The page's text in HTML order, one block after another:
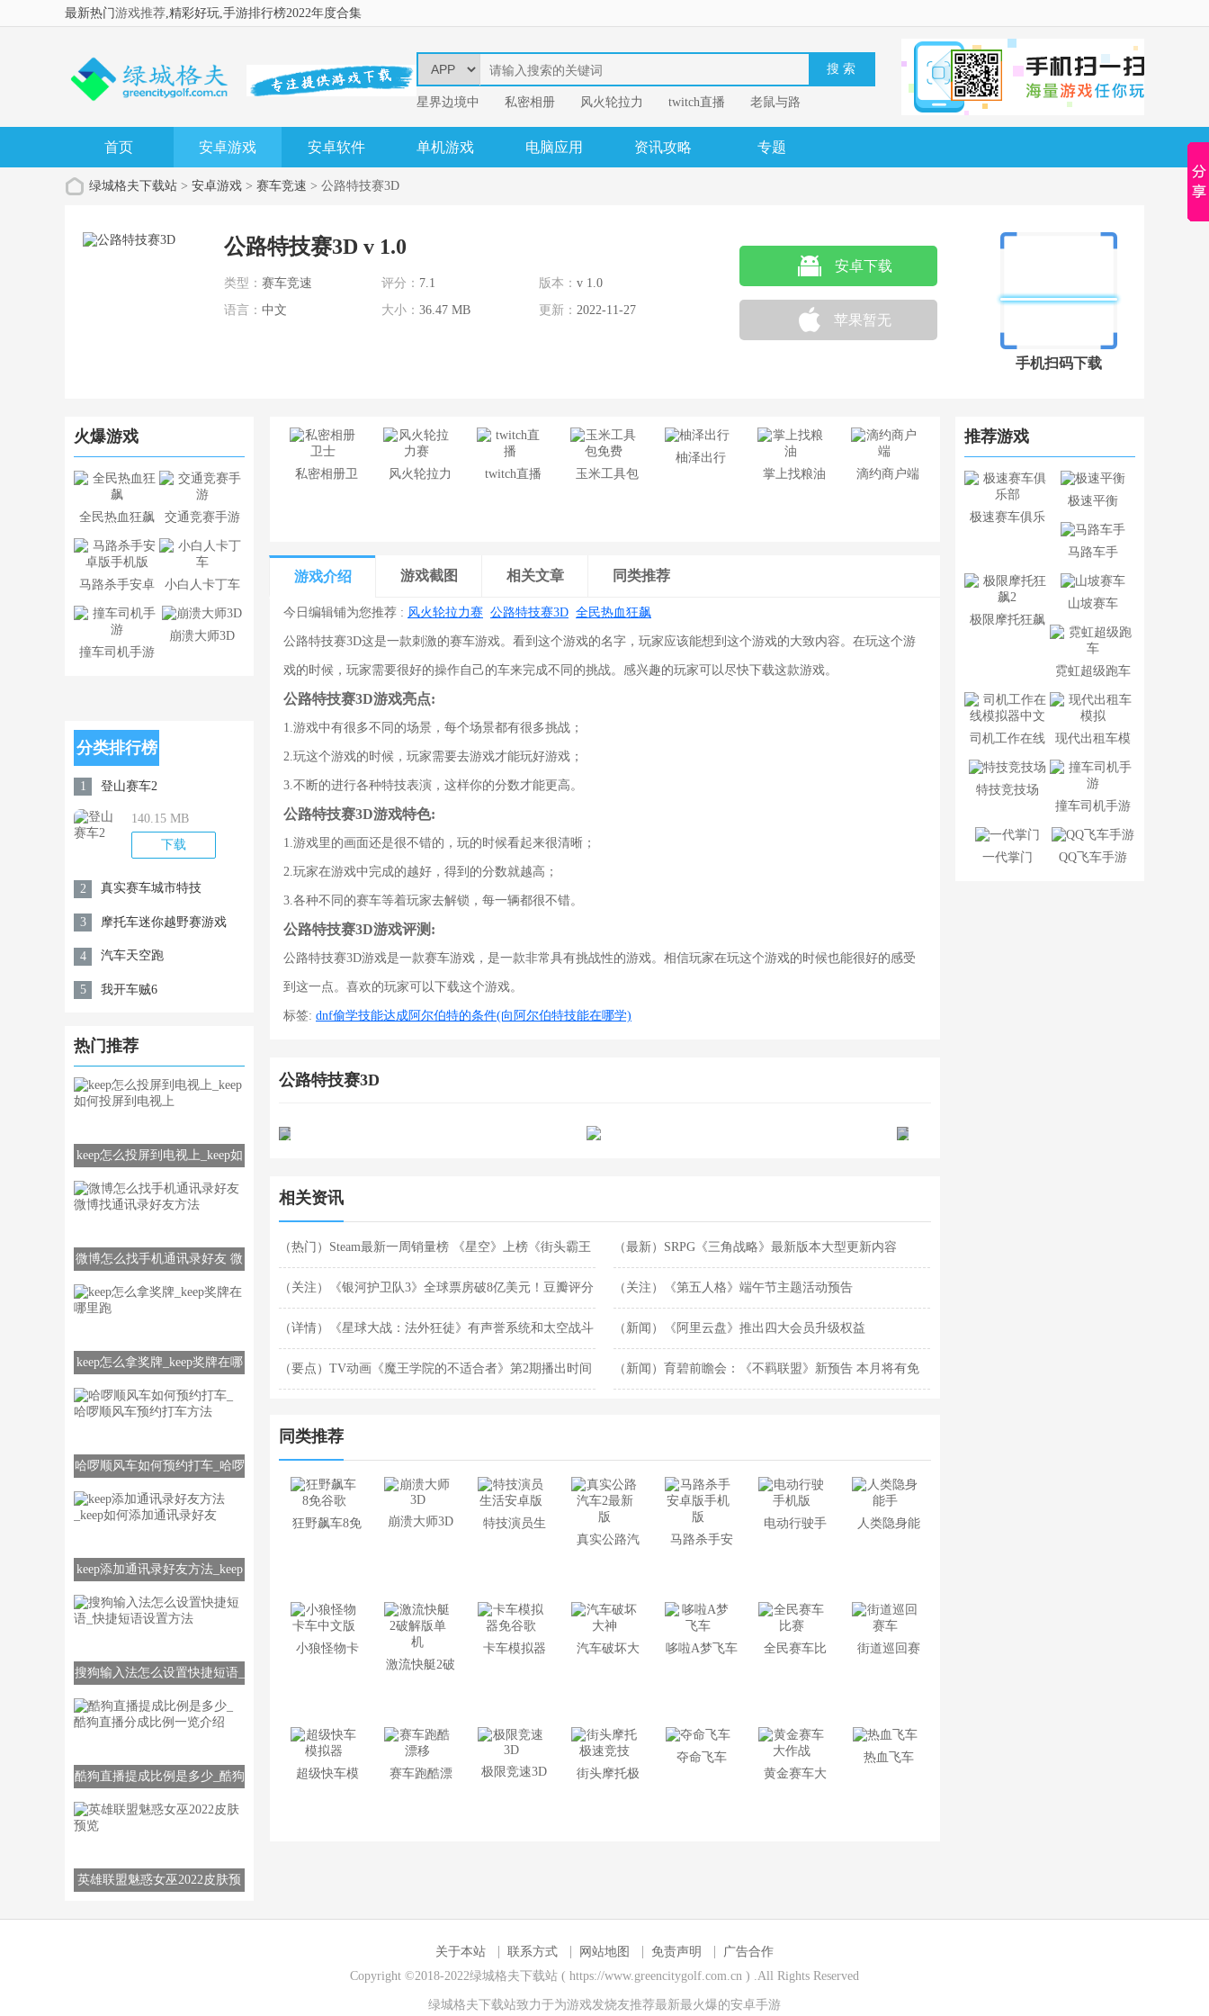
最新热门游戏推荐,精彩好玩,手游排行榜2022年度合集
星界边境中 ​私密相册 风火轮拉力 twitch直播
老鼠与路
易
我的英雄学
首页 安卓游戏 安卓软件 单机游戏 电脑应用 资讯攻略 专题
绿城格夫下载站 > 安卓游戏 > 赛车竞速 > 公路特技赛3D
公路特技赛3D v 1.0
类型： 赛车竞速 评分： 7.1 版本： v 1.0
语言： 中文 大小： 36.47 MB 更新： 2022-11-27
安卓下载
苹果暂无
手机扫码下载
火爆游戏
全民热血狂飙 交通竞赛手游
马路杀手安卓
版手机版
小白人卡丁车
撞车司机手游
崩溃大师3D
分类排行榜
1 登山赛车2
140.15 MB
下载
2 真实赛车城市特技
3 摩托车迷你越野赛游戏
4 汽车天空跑
5 我开车贼6
热门推荐
keep怎么投屏到电视上_keep如
微博怎么找手机通讯录好友 微
keep怎么拿奖牌_keep奖牌在哪
哈啰顺风车如何预约打车_哈啰
keep添加通讯录好友方法_keep
搜狗输入法怎么设置快捷短语_
酷狗直播提成比例是多少_酷狗
英雄联盟魅惑女巫2022皮肤预
​私密相册卫 风火轮拉力 twitch直播 玉米工具包
柚泽出行
掌上找粮油
滴约商户端
游戏介绍 游戏截图 相关文章 同类推荐
今日编辑铺为您推荐 : 风火轮拉力赛 公路特技赛3D 全民热血狂飙
公路特技赛3D这是一款刺激的赛车游戏。看到这个游戏的名字，玩家应该能想到这个游戏的大致内容。在玩这个游
戏的时候，玩家需要很好的操作自己的车来完成不同的挑战。感兴趣的玩家可以尽快下载这款游戏。
公路特技赛3D游戏亮点:
1.游戏中有很多不同的场景，每个场景都有很多挑战；
2.玩这个游戏的时候，玩家需要去游戏才能玩好游戏；
3.不断的进行各种特技表演，这样你的分数才能更高。
公路特技赛3D游戏特色:
1.游戏里的画面还是很不错的，玩的时候看起来很清晰；
2.玩家在游戏中完成的越好，得到的分数就越高；
3.各种不同的赛车等着玩家去解锁，每一辆都很不错。
公路特技赛3D游戏评测:
公路特技赛3D游戏是一款赛车游戏，是一款非常具有挑战性的游戏。相信玩家在玩这个游戏的时候也能很好的感受
到这一点。喜欢的玩家可以下载这个游戏。
标签: dnf偷学技能达成阿尔伯特的条件(向阿尔伯特技能在哪学)
公路特技赛3D
相关资讯
（热门）Steam最新一周销量榜 《星空》上榜《街头霸王
6》二连冠
（最新）SRPG《三角战略》最新版本大型更新内容
（关注）《银河护卫队3》全球票房破8亿美元！豆瓣评分
8.5分
（关注）《第五人格》端午节主题活动预告
（详情）《星球大战：法外狂徒》有声誉系统和太空战斗 （新闻）《阿里云盘》推出四大会员升级权益
（要点）TV动画《魔王学院的不适合者》第2期播出时间 （新闻）育碧前瞻会：《不羁联盟》新预告 本月将有免
同类推荐
狂野飙车8免 崩溃大师3D 特技演员生
真实公路汽 马路杀手安
电动行驶手 人类隐身能
小狼怪物卡
激流快艇2破
卡车模拟器 汽车破坏大 哆啦A梦飞车 全民赛车比 街道巡回赛
超级快车模 赛车跑酷漂 极限竞速3D 街头摩托极
夺命飞车
黄金赛车大
热血飞车
推荐游戏
极速赛车俱乐
极速平衡
马路车手
极限摩托狂飙
山坡赛车
霓虹超级跑车
司机工作在线
模拟器中文
现代出租车模
拟
特技竞技场
撞车司机手游
一代掌门 QQ飞车手游
关于本站 联系方式 网站地图 免责声明
广告合作
Copyright ©2018-2022绿城格夫下载站 ( https://www.greencitygolf.com.cn ) .All Rights Reserved
绿城格夫下载站致力于为游戏发烧友推荐最新最火爆的安卓手游